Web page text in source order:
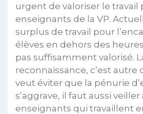
urgent de valoriser le travail
enseignants de la VP.
surplus de travail pour
élèves en dehors des
pas suffisamment valorisé.
reconnaissance, c’est autre
veut éviter que la pénurie
s’aggrave, il faut aussi
enseignants qui travaillent